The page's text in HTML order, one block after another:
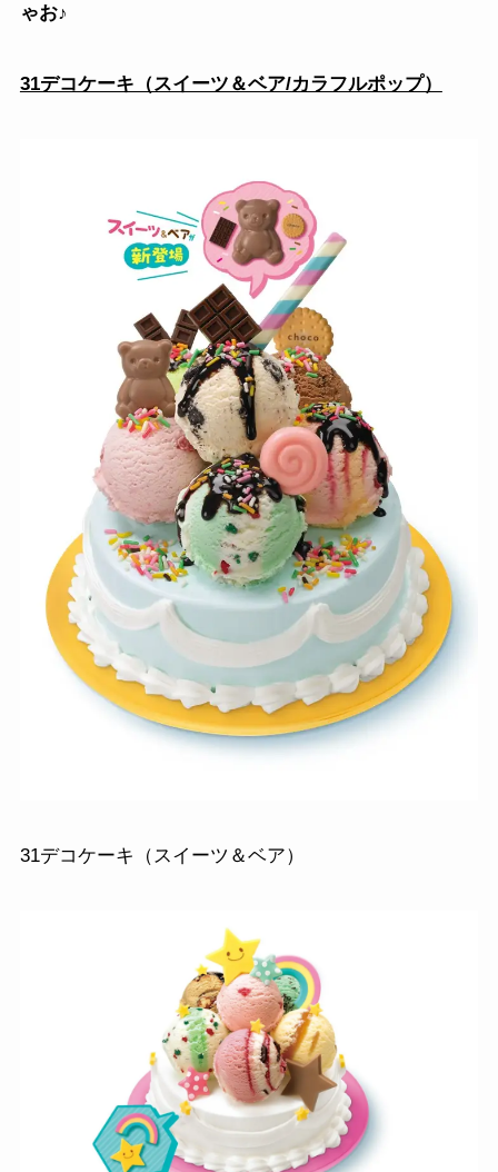
ゃお♪
31デコケーキ（スイーツ＆ベア/カラフルポップ）
31デコケーキ（スイーツ＆ベア）